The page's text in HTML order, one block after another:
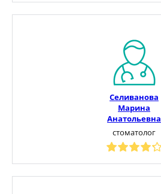
Селиванова
Марина
Анатольевна
стоматолог